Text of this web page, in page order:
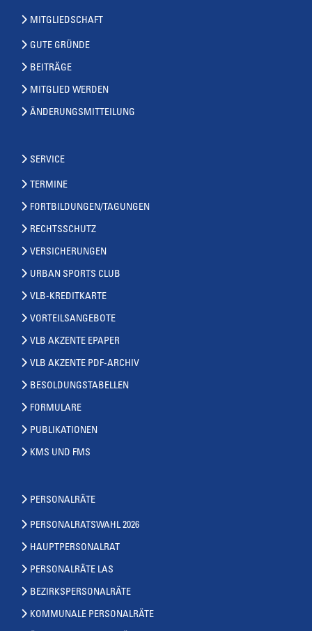
MITGLIEDSCHAFT
GUTE GRÜNDE
BEITRÄGE
MITGLIED WERDEN
ÄNDERUNGSMITTEILUNG
SERVICE
TERMINE
FORTBILDUNGEN/TAGUNGEN
RECHTSSCHUTZ
VERSICHERUNGEN
URBAN SPORTS CLUB
VLB-KREDITKARTE
VORTEILSANGEBOTE
VLB AKZENTE EPAPER
VLB AKZENTE PDF-ARCHIV
BESOLDUNGSTABELLEN
FORMULARE
PUBLIKATIONEN
KMS UND FMS
PERSONALRÄTE
PERSONALRATSWAHL 2026
HAUPTPERSONALRAT
PERSONALRÄTE LAS
BEZIRKSPERSONALRÄTE
KOMMUNALE PERSONALRÄTE